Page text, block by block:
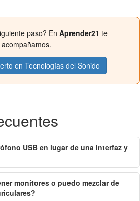
paso? En Aprender21 te
acompañamos.
en Tecnologías del Sonido
USB en lugar de una interfaz y
monitores o puedo mezclar de